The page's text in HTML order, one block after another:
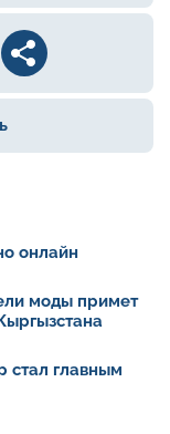
онлайн
моды примет
стал главным